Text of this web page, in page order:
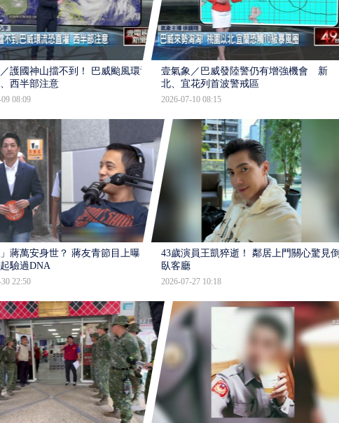
護國神山擋不到！ 巴威颱風環流
西半部注意
08:09
壹氣象／巴威發陸警仍有增強機會 新
北、宜花列首波警戒區
2026-07-10 08:15
」蔣萬安身世？ 蔣友青節目上曝：
驗過DNA
22:50
43歲演員王凱猝逝！ 鄰居上門關心驚見倒
臥客廳
2026-07-27 10:18